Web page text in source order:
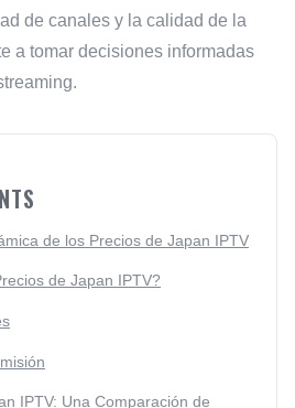
de canales y la calidad de la
a tomar decisiones informadas
de los Precios de Japan IPTV
de Japan IPTV?
IPTV: Una Comparación de